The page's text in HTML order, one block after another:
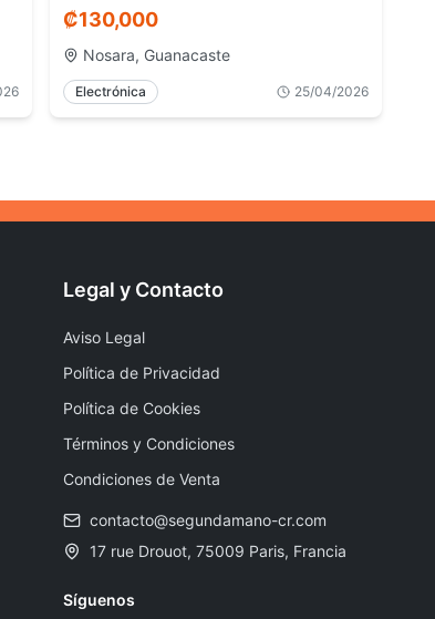
₡130,000
Nosara, Guanacaste
Electrónica 25/04/2026
Legal y Contacto
Aviso Legal
Política de Privacidad
Política de Cookies
Términos y Condiciones
Condiciones de Venta
contacto@segundamano-cr.com
17 rue Drouot, 75009 Paris, Francia
Síguenos